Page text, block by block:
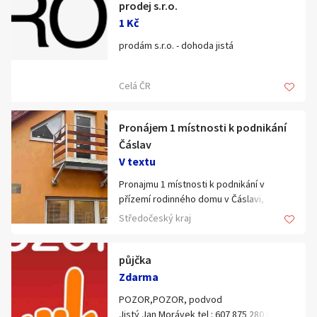
prodej s.r.o.
1 Kč
prodám s.r.o. - dohoda jistá
Celá ČR
Pronájem 1 místnosti k podnikání
Čáslav
V textu
Pronajmu 1 místnosti k podnikání v
přízemí rodinného domu v Čáslavi,
Masarykova ul., vhodné jako kosmetika,
druhým nájemcem (pedikura). Parkování
na vlastním pozemku za branou.
nájmu, v místnosti byl původně
Středočeský kraj
půjčka
Zdarma
POZOR,POZOR, podvod
Jistý Jan Morávek tel : 607 875 280 je
Hlavní město Praha
Jihočeský kraj
Jihomoravský kraj
Zobrazit všechny regiony
Stáří inzerátu
Klíčové slovo:
Neuvedeno
Lokalita:
Neuvedeno
Ráno Večer
E-mail
Souhlasím s personalizací nabídek, zasíláním